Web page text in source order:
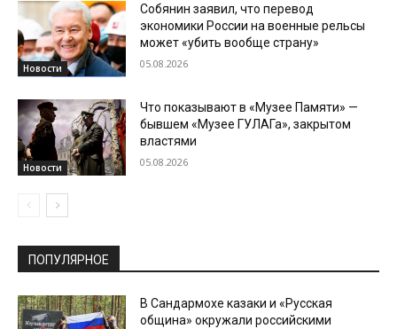
Новости
Собянин заявил, что перевод
экономики России на военные рельсы
может «убить вообще страну»
05.08.2026
Новости
Что показывают в «Музее Памяти» —
бывшем «Музее ГУЛАГа», закрытом
властями
05.08.2026
ПОПУЛЯРНОЕ
В Сандармохе казаки и «Русская
община» окружали российскими